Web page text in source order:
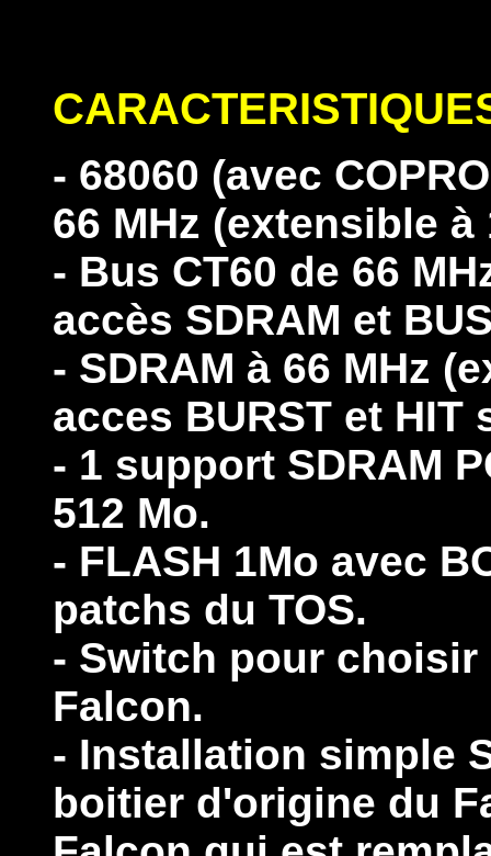
- 68060 (avec
66 MHz (extensible à
- Bus CT60 de 66
accès SDRAM et
- SDRAM à 66 MHz
acces BURST et
- 1 support SDRAM
512 Mo.
- FLASH 1Mo avec
patchs du TOS.
- Switch pour choisir
Falcon.
- Installation simple
boitier d'origine du